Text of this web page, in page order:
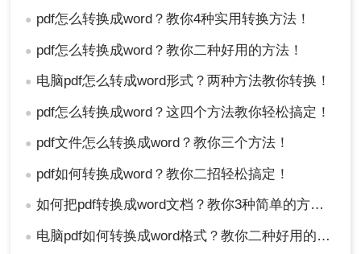
PDF文件。
2、复制所需内容：使用文本选择工具选中需要转换
的内容，并右键点击选择“复制”或使用快捷键
3、打开Word文档：启动Microsoft Word并创建一个
新文档或打开现有文档。
4、粘贴内容：在Word文档中右键点击选择“粘贴”或
使用快捷键Ctrl+V，将复制的内容粘贴到Word文档
5、调整格式：根据需要调整粘贴内容的格式和布
局。
式，但对于小文件来说是一个快速简便的选择。
● pdf怎么转换成word？教你4种实用转换方法！
● pdf怎么转换成word？教你二种好用的方法！
● 电脑pdf怎么转成word形式？两种方法教你转换！
● pdf怎么转换成word？这四个方法教你轻松搞定！
● pdf文件怎么转换成word？教你三个方法！
● pdf如何转换成word？教你二招轻松搞定！
● 如何把pdf转换成word文档？教你3种简单的方法！
● 电脑pdf如何转换成word格式？教你二种好用的方法！